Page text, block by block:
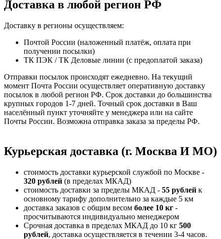
Доставка в любой регион РФ
Доставку в регионы осуществляем:
Почтой России (наложенный платёж, оплата при
получении посылки)
ТК ПЭК / ТК Деловые линии (с предоплатой заказа)
Отправки посылок происходят ежедневно. На текущий
момент Почта России осуществляет оперативную доставку
посылок в любой регион РФ. Срок доставки до большинства
крупных городов 1-7 дней. Точный срок доставки в Ваш
населённый пункт уточняйте у менеджера или на сайте
Почты России. Возможна отправка заказа за пределы РФ.
Курьерская доставка (г. Москва И МО)
стоимость доставки курьерской службой по Москве -
320 рублей (в пределах МКАД)
стоимость доставки за пределы МКАД - 55 рублей к
основному тарифу дополнительно за каждые 5 км
доставка заказов с общим весом более 10 кг -
просчитываются индивидуально менеджером
Срочная доставка в пределах МКАД до 10 кг 500
рублей, доставка осуществляется в течении 3-4 часов.